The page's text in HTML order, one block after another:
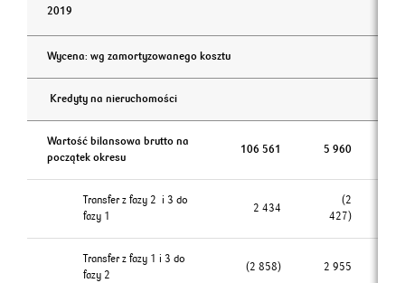
2019
Wycena: wg zamortyzowanego kosztu
Kredyty na nieruchomości
Wartość bilansowa brutto na
początek okresu
106 561 5 960
Transfer z fazy 2 i 3 do
fazy 1
2 434
(2
427)
Transfer z fazy 1 i 3 do
fazy 2
(2 858) 2 955